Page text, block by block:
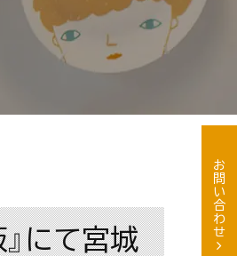
にて宮城
お問い合わせ